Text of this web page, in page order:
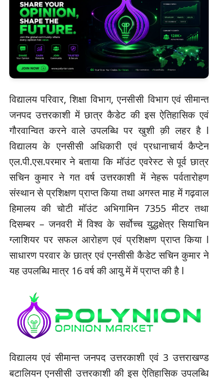
विद्यालय परिवार, शिक्षा विभाग, एनसीसी विभाग एवं सीमान्त
जनपद उत्तरकाशी में छात्र कैडेट की इस ऐतिहासिक एवं
गौरवान्वित करने वाले उपलब्धि पर खुशी क़ी लहर है l
विद्यालय के एनसीसी अधिकारी एवं प्रधानाचार्य कैप्टेन
एल.पी.एस.परमार ने बताया कि मॉउंट एवरेस्ट से पूर्व छात्र
सचिन कुमार ने गत वर्ष उत्तरकाशी में नेहरू पर्वतारोहण
संस्थान से प्रशिक्षण प्राप्त किया तथा अगस्त माह में गढ़वाल
हिमालय की चोटी मॉउंट अभिगामिन 7355 मीटर तथा
दिसम्बर – जनवरी में विश्व के सर्वोच्च युद्धक्षेत्र सियाचिन
ग्लाशियर पर सफल आरोहण एवं प्रशिक्षण प्राप्त किया l
साधारण परवार के छात्र एवं एनसीसी कैडेट सचिन कुमार ने
यह उपलब्धि मात्र 16 वर्ष की आयु में में प्राप्त की है l
विद्यालय एवं सीमान्त जनपद उत्तरकाशी एवं 3 उत्तराखण्ड
बटालियन एनसीसी उत्तरकाशी की इस ऐतिहासिक उपलब्धि